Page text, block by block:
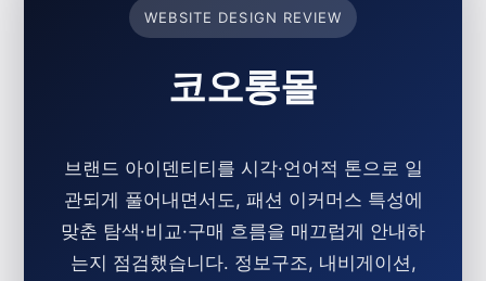
WEBSITE DESIGN REVIEW
코오롱몰
브랜드 아이덴티티를 시각·언어적 톤으로 일
관되게 풀어내면서도, 패션 이커머스 특성에
맞춘 탐색·비교·구매 흐름을 매끄럽게 안내하
는지 점검했습니다. 정보구조, 내비게이션,